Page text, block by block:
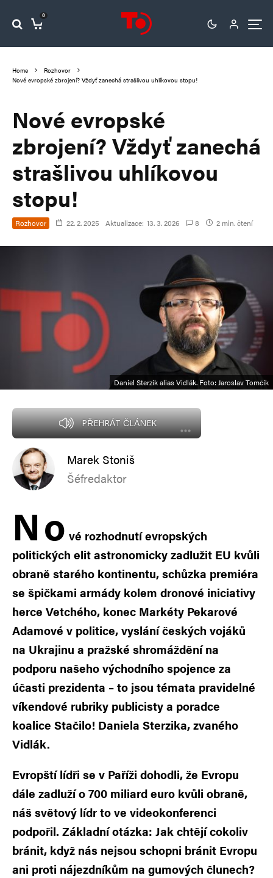
0
Home
Rozhovor
Nové evropské zbrojení? Vždyť zanechá strašlivou uhlíkovou stopu!
Nové evropské
zbrojení? Vždyť zanechá
strašlivou uhlíkovou
stopu!
Rozhovor 22. 2. 2025 Aktualizace: 13. 3. 2026 8 2 min. čtení
Daniel Sterzik alias Vidlák. Foto: Jaroslav Tomčík
PŘEHRÁT ČLÁNEK
Marek Stoniš
Šéfredaktor
No vé rozhodnutí evropských
politických elit astronomicky zadlužit EU kvůli
obraně starého kontinentu, schůzka premiéra
se špičkami armády kolem dronové iniciativy
herce Vetchého, konec Markéty Pekarové
Adamové v politice, vyslání českých vojáků
na Ukrajinu a pražské shromáždění na
podporu našeho východního spojence za
účasti prezidenta – to jsou témata pravidelné
víkendové rubriky publicisty a poradce
koalice Stačilo! Daniela Sterzika, zvaného
Vidlák.
Evropští lídři se v Paříži dohodli, že Evropu
dále zadluží o 700 miliard euro kvůli obraně,
náš světový lídr to ve videokonferenci
podpořil. Základní otázka: Jak chtějí cokoliv
bránit, když nás nejsou schopni bránit Evropu
ani proti nájezdníkům na gumových člunech?